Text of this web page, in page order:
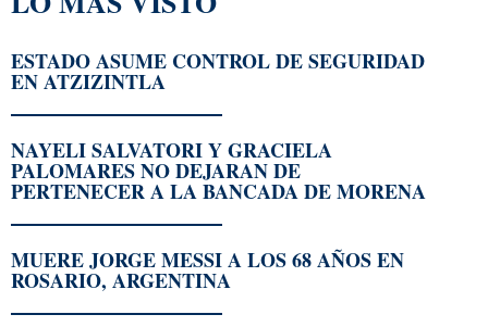
ESTADO ASUME CONTROL DE SEGURIDAD
EN ATZIZINTLA
NAYELI SALVATORI Y GRACIELA
PALOMARES NO DEJARAN DE
PERTENECER A LA BANCADA DE MORENA
MUERE JORGE MESSI A LOS 68 AÑOS EN
ROSARIO, ARGENTINA